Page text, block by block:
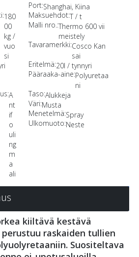
Port:Shanghai, Kiina
180
00
kg /
vuo
si
Maksuehdot:T / t
Malli nro.:Thermo 600 vii
meistely
Tavaramerkki:Cosco Kan
sai
Eritelmä:20l / tynnyri
Pääraaka-aine:Polyuretaa
ni
A
nt
if
o
uli
ng
m
a
ali
Taso:Alukkeja
Väri:Musta
Menetelmä:Spray
Ulkomuoto:Neste
kiiltävä kestävä
raskaiden tullien
Suositeltava